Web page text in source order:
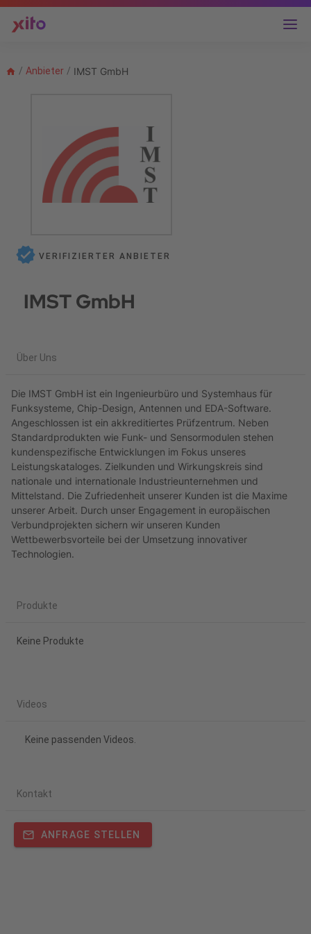
/ Anbieter / IMST GmbH
VERIFIZIERTER ANBIETER
IMST GmbH
Über Uns
Die IMST GmbH ist ein Ingenieurbüro und Systemhaus für
Funksysteme, Chip-Design, Antennen und EDA-Software.
Angeschlossen ist ein akkreditiertes Prüfzentrum. Neben
Standardprodukten wie Funk- und Sensormodulen stehen
kundenspezifische Entwicklungen im Fokus unseres
Leistungskataloges. Zielkunden und Wirkungskreis sind
nationale und internationale Industrieunternehmen und
Mittelstand. Die Zufriedenheit unserer Kunden ist die Maxime
unserer Arbeit. Durch unser Engagement in europäischen
Verbundprojekten sichern wir unseren Kunden
Wettbewerbsvorteile bei der Umsetzung innovativer
Technologien.
Produkte
Keine Produkte
Videos
Keine passenden Videos.
Kontakt
ANFRAGE STELLEN